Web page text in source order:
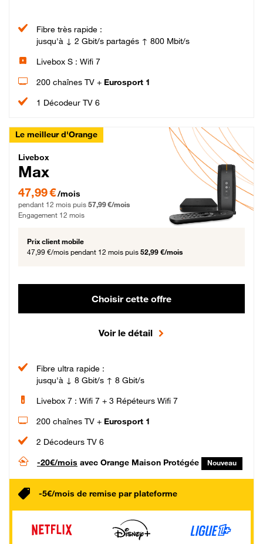
Fibre très rapide :
jusqu'à ↓ 2 Gbit/s partagés ↑ 800 Mbit/s
Livebox S : Wifi 7
200 chaînes TV + Eurosport 1
1 Décodeur TV 6
Le meilleur d'Orange
Livebox Max Fibre
Livebox
Max
47,99 € par mois pendant 12 mois puis 57,99 € par mois, Engagement 12 mois
47,99 €/mois
pendant 12 mois puis 57,99 €/mois
Engagement 12 mois
Prix client mobile
47,99 €/mois pendant 12 mois puis 52,99 €/mois
Choisir cette offre
Voir le détail
Fibre ultra rapide :
jusqu'à ↓ 8 Gbit/s ↑ 8 Gbit/s
Livebox 7 : Wifi 7 + 3 Répéteurs Wifi 7
200 chaînes TV + Eurosport 1
2 Décodeurs TV 6
-20€/mois avec Orange Maison Protégée Nouveau
-5€/mois de remise par plateforme